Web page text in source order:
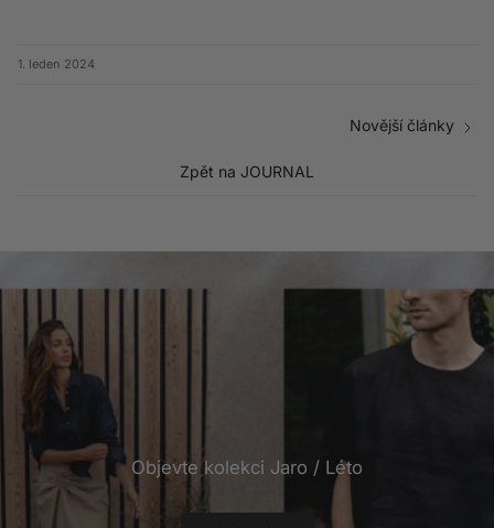
1. leden 2024
Zpět na JOURNAL
Novější články
Objevte kolekci Jaro / Léto